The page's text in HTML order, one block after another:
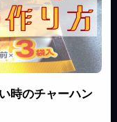
時のチャーハン